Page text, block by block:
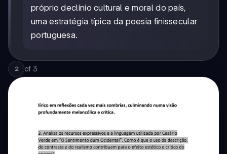
próprio declínio cultural e moral do país,
uma estratégia típica da poesia finissecular
portuguesa.
2 of 3